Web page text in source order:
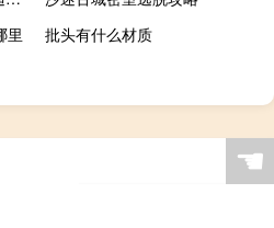
里
批头有什么材质
☚